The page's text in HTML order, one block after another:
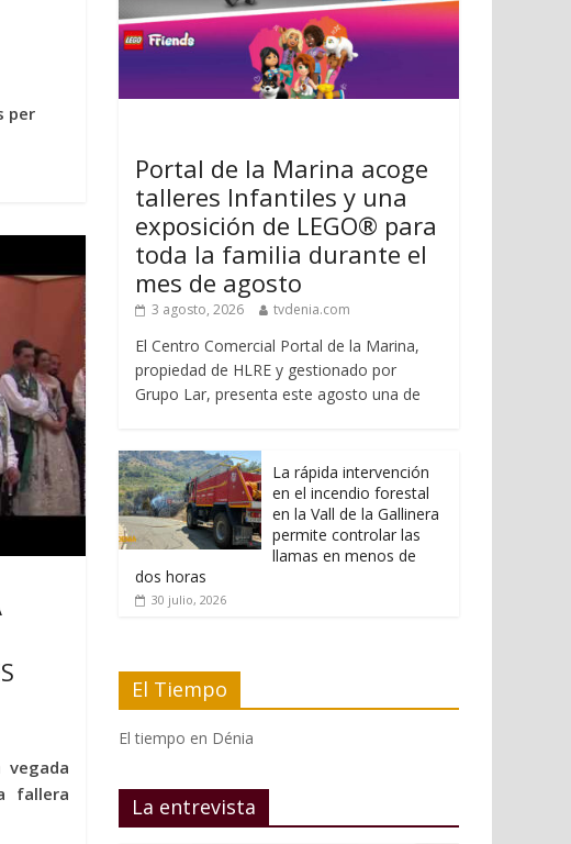
per
fallera
Portal de la Marina acoge
talleres Infantiles y una
exposición de LEGO® para
toda la familia durante el
mes de agosto
3 agosto, 2026 tvdenia.com
El Centro Comercial Portal de la Marina,
propiedad de HLRE y gestionado por
Grupo Lar, presenta este agosto una de
La rápida intervención
en el incendio forestal
en la Vall de la Gallinera
permite controlar las
llamas en menos de
dos horas
30 julio, 2026
El Tiempo
El tiempo en Dénia
La entrevista